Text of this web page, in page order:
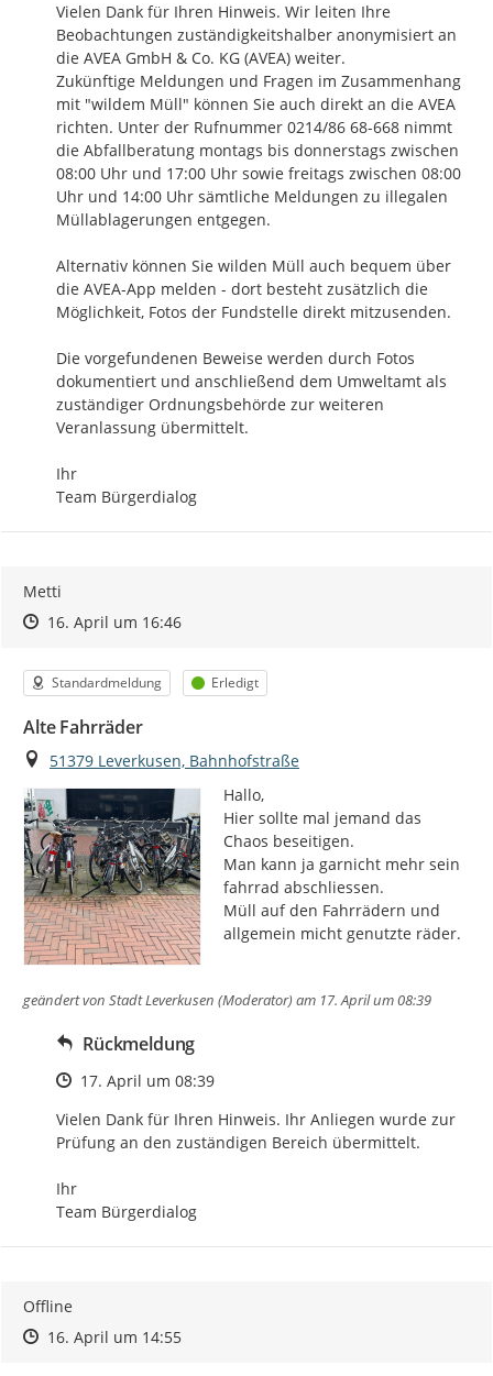
Vielen Dank für Ihren Hinweis. Wir leiten Ihre
Beobachtungen zuständigkeitshalber anonymisiert an
die AVEA GmbH & Co. KG (AVEA) weiter.
Zukünftige Meldungen und Fragen im Zusammenhang
mit "wildem Müll" können Sie auch direkt an die AVEA
richten. Unter der Rufnummer 0214/86 68-668 nimmt
die Abfallberatung montags bis donnerstags zwischen
08:00 Uhr und 17:00 Uhr sowie freitags zwischen 08:00
Uhr und 14:00 Uhr sämtliche Meldungen zu illegalen
Müllablagerungen entgegen.
Alternativ können Sie wilden Müll auch bequem über
die AVEA-App melden - dort besteht zusätzlich die
Möglichkeit, Fotos der Fundstelle direkt mitzusenden.
Die vorgefundenen Beweise werden durch Fotos
dokumentiert und anschließend dem Umweltamt als
zuständiger Ordnungsbehörde zur weiteren
Veranlassung übermittelt.
Ihr
Team Bürgerdialog
Metti
Zeitpunkt des Erstellens
Zeitpunkt des Erstellens
16. April um 16:46Zur Äußerung
Kategorie
Standardmeldung Status
Erledigt
Alte Fahrräder
Ort
51379 Leverkusen, Bahnhofstraße
Hallo,
Hier sollte mal jemand das
Chaos beseitigen.
Man kann ja garnicht mehr sein
fahrrad abschliessen.
Müll auf den Fahrrädern und
allgemein micht genutzte räder.
geändert von Stadt Leverkusen (Moderator)am 17. April um 08:39
Rückmeldung
Zeitpunkt des Erstellens
17. April um 08:39
Vielen Dank für Ihren Hinweis. Ihr Anliegen wurde zur
Prüfung an den zuständigen Bereich übermittelt.
Ihr
Team Bürgerdialog
Offline
Zeitpunkt des Erstellens
Zeitpunkt des Erstellens
16. April um 14:55Zur Äußerung